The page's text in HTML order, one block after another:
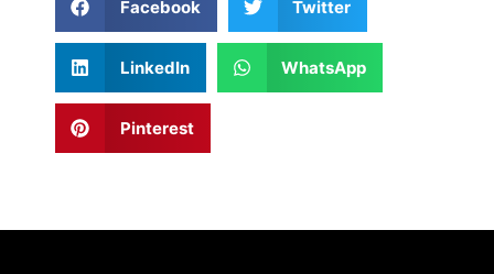
Facebook Twitter
LinkedIn WhatsApp
Pinterest